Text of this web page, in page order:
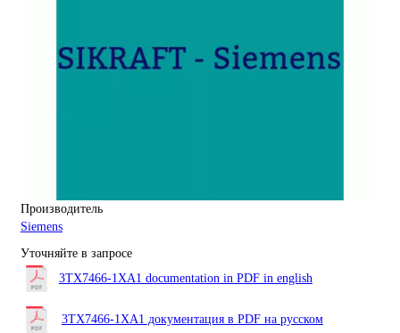
Производитель
Siemens
Уточняйте в запросе
3TX7466-1XA1 documentation in PDF in english
3TX7466-1XA1 документация в PDF на русском